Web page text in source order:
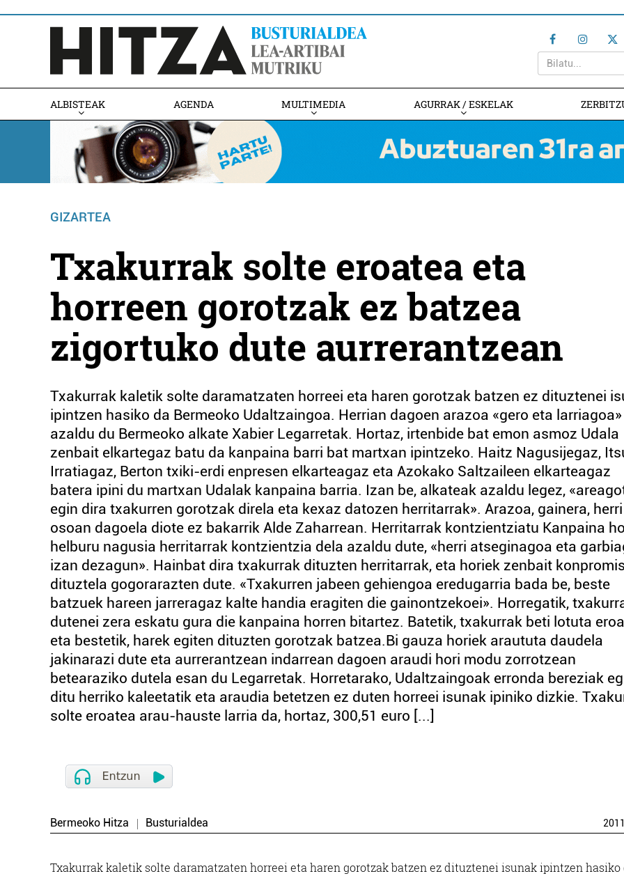
ALBISTEAK AGENDA MULTIMEDIA AGURRAK / ESKELAK
GIZARTEA
Txakurrak solte eroatea eta
horreen gorotzak ez batzea
zigortuko dute aurrerantzean
Txakurrak kaletik solte daramatzaten horreei eta haren gorotzak batzen ez dituztenei
ipintzen hasiko da Bermeoko Udaltzaingoa. Herrian dagoen arazoa «gero eta
azaldu du Bermeoko alkate Xabier Legarretak. Hortaz, irtenbide bat emon asmoz Udala
zenbait elkartegaz batu da kanpaina barri bat martxan ipintzeko. Haitz Nagusijegaz,
Irratiagaz, Berton txiki-erdi enpresen elkarteagaz eta Azokako Saltzaileen elkarteagaz
batera ipini du martxan Udalak kanpaina barria. Izan be, alkateak azaldu legez,
egin dira txakurren gorotzak direla eta kexaz datozen herritarrak». Arazoa, gainera, herri
osoan dagoela diote ez bakarrik Alde Zaharrean. Herritarrak kontzientziatu Kanpaina
helburu nagusia herritarrak kontzientzia dela azaldu dute, «herri atseginagoa eta
izan dezagun». Hainbat dira txakurrak dituzten herritarrak, eta horiek zenbait
dituztela gogorarazten dute. «Txakurren jabeen gehiengoa eredugarria bada be, beste
batzuek hareen jarreragaz kalte handia eragiten die gainontzekoei». Horregatik,
dutenei zera eskatu gura die kanpaina horren bitartez. Batetik, txakurrak beti lotuta
eta bestetik, harek egiten dituzten gorotzak batzea.Bi gauza horiek araututa daudela
jakinarazi dute eta aurrerantzean indarrean dagoen araudi hori modu zorrotzean
betearaziko dutela esan du Legarretak. Horretarako, Udaltzaingoak erronda bereziak
ditu herriko kaleetatik eta araudia betetzen ez duten horreei isunak ipiniko dizkie.
solte eroatea arau-hauste larria da, hortaz, 300,51 euro [...]
Bermeoko Hitza Busturialdea 2011
Txakurrak kaletik solte daramatzaten horreei eta haren gorotzak batzen ez dituztenei isunak ipintzen hasiko